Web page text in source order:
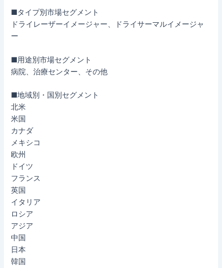
■タイプ別市場セグメント
ドライレーザーイメージャー、ドライサーマルイメージャ
ー
■用途別市場セグメント
病院、治療センター、その他
■地域別・国別セグメント
北米
米国
カナダ
メキシコ
欧州
ドイツ
フランス
英国
イタリア
ロシア
アジア
中国
日本
韓国